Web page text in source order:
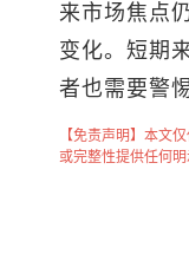
来市场焦点
变化。短期
者也需要警
【免责声明】本文
或完整性提供任何